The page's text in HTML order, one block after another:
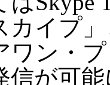
カイプ
ワン・
信が可